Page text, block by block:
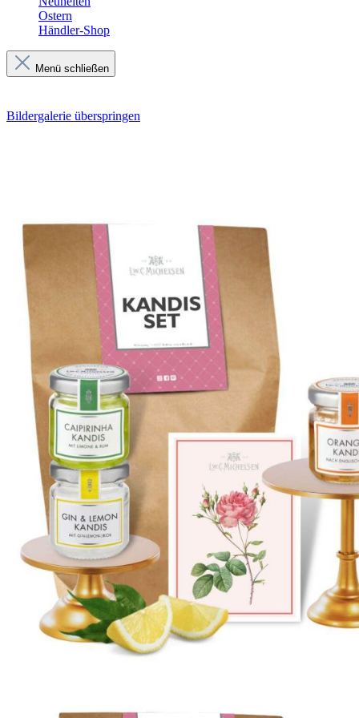
Ostern
Händler-Shop
Menü schließen
Bildergalerie überspringen